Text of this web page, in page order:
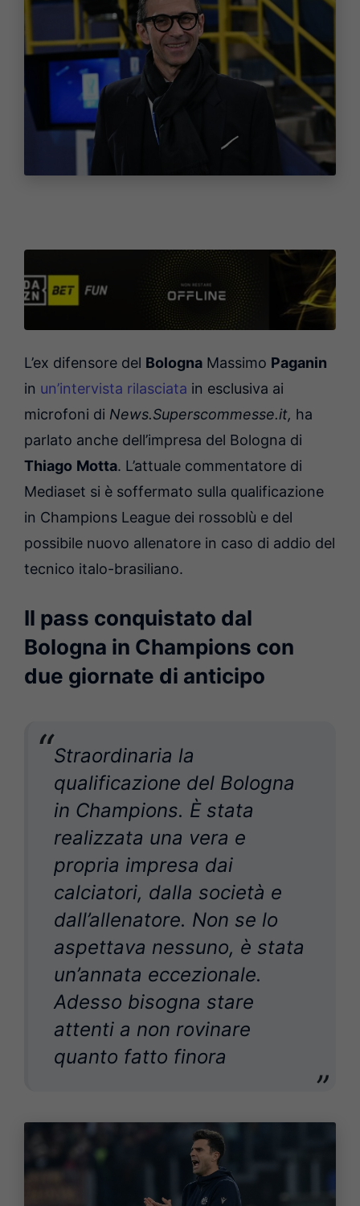
L’ex difensore del Bologna Massimo Paganin
in un’intervista rilasciata in esclusiva ai
microfoni di News.Superscommesse.it, ha
parlato anche dell’impresa del Bologna di
Thiago Motta. L’attuale commentatore di
Mediaset si è soffermato sulla qualificazione
in Champions League dei rossoblù e del
possibile nuovo allenatore in caso di addio del
tecnico italo-brasiliano.
Il pass conquistato dal
Bologna in Champions con
due giornate di anticipo
Straordinaria la
qualificazione del Bologna
in Champions. È stata
realizzata una vera e
propria impresa dai
calciatori, dalla società e
dall’allenatore. Non se lo
aspettava nessuno, è stata
un’annata eccezionale.
Adesso bisogna stare
attenti a non rovinare
quanto fatto finora